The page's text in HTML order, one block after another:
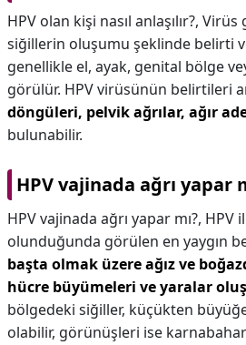
HPV olan kişi nasıl anlaşılır?, Virüs
siğillerin oluşumu şeklinde belirti
genellikle el, ayak, genital bölge
görülür. HPV virüsünün belirtileri
döngüleri, pelvik ağrılar, ağır
bulunabilir.
HPV vajinada ağrı yapar
HPV vajinada ağrı yapar mı?, HPV
olunduğunda görülen en yaygın
başta olmak üzere ağız ve
hücre büyümeleri ve yaralar
bölgedeki siğiller, küçükten
olabilir, görünüşleri ise